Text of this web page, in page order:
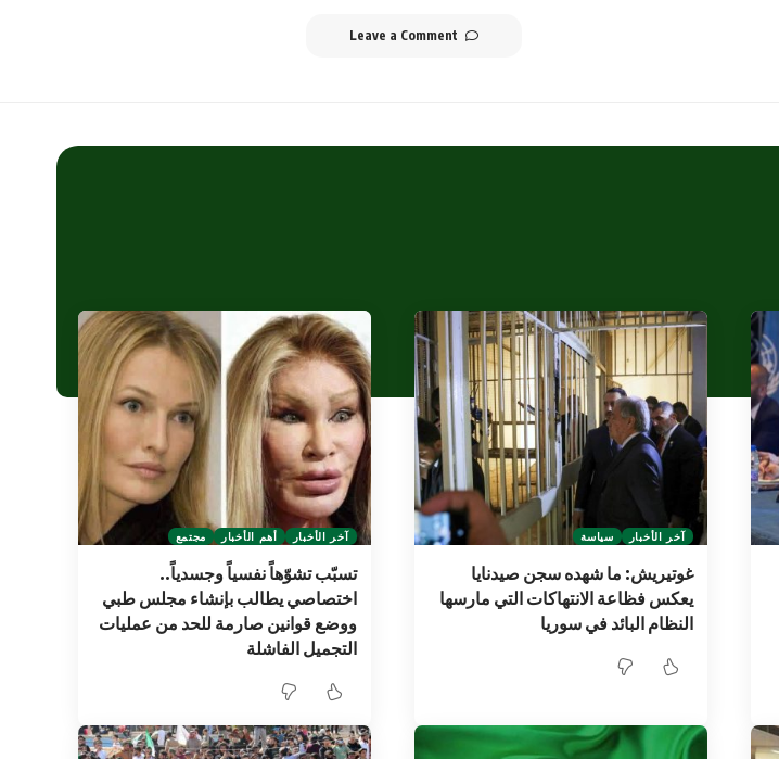
Leave a Comment
آخر الأخبار سياسة
غوتيريش: ما شهده سجن صيدنايا
يعكس فظاعة الانتهاكات التي مارسها
النظام البائد في سوريا
آخر الأخبار أهم الأخبار مجتمع
تسبّب تشوّهاً نفسياً وجسدياً..
اختصاصي يطالب بإنشاء مجلس طبي
ووضع قوانين صارمة للحد من عمليات
التجميل الفاشلة